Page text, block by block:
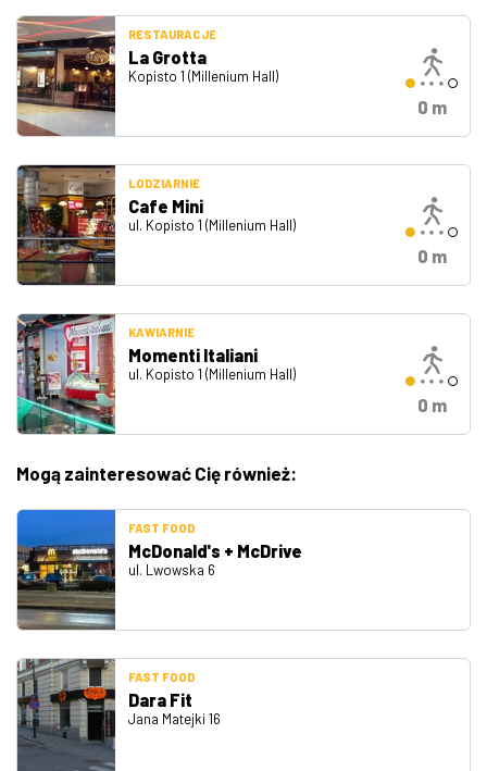
RESTAURACJE
La Grotta
Kopisto 1 (Millenium Hall)
0 m
LODZIARNIE
Cafe Mini
ul. Kopisto 1 (Millenium Hall)
0 m
KAWIARNIE
Momenti Italiani
ul. Kopisto 1 (Millenium Hall)
0 m
Mogą zainteresować Cię również:
FAST FOOD
McDonald's + McDrive
ul. Lwowska 6
FAST FOOD
Dara Fit
Jana Matejki 16